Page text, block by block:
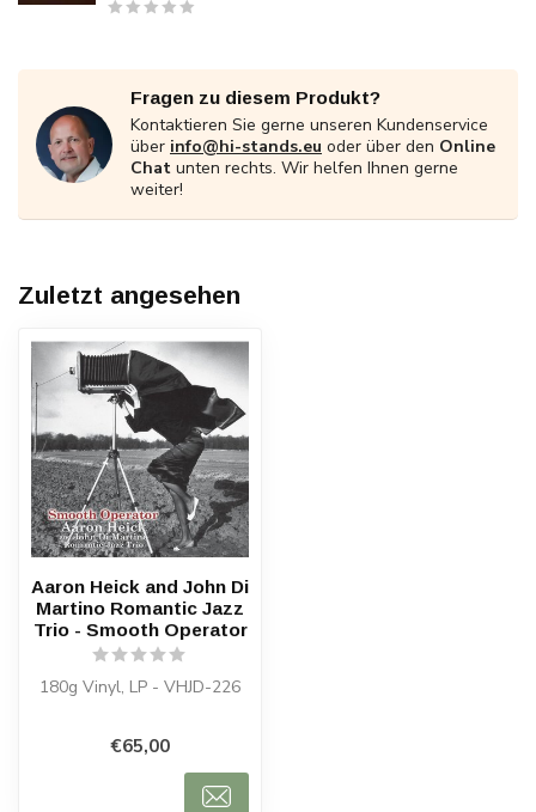
Fragen zu diesem Produkt?
Kontaktieren Sie gerne unseren Kundenservice
über info@hi-stands.eu oder über den Online
Chat unten rechts. Wir helfen Ihnen gerne
weiter!
Zuletzt angesehen
Aaron Heick and John Di
Martino Romantic Jazz
Trio - Smooth Operator
180g Vinyl, LP - VHJD-226
€65,00